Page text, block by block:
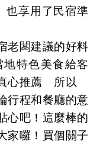
享用了民宿準
老闆建議的好料
特色美食給客
心推薦 所以
行程和餐廳的意
吧！這麼棒的
家囉！買個關子